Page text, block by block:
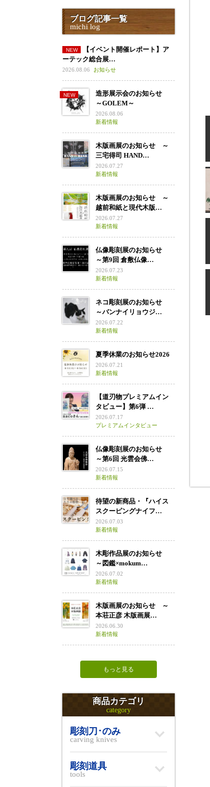
ブログ記事一覧
michi log
【イベント開催レポート】ア
ーテック総合展…
2026.08.06 お知らせ
造形展示会のお知らせ
～GOLEM～
2026.08.06
新着情報
木版画展のお知らせ ～
三宅得司 HAND…
2026.07.27
新着情報
木版画展のお知らせ ～
越前和紙と現代木版…
2026.07.27
新着情報
仏像彫刻展のお知らせ
～第9回 倉敷仏像…
2026.07.23
新着情報
ネコ彫刻展のお知らせ
～バンナイリョウジ…
2026.07.22
新着情報
夏季休業のお知らせ2026
2026.07.21
新着情報
【道刃物プレミアムイン
タビュー】第6弾 …
2026.07.17
プレミアムインタビュー
仏像彫刻展のお知らせ
～第6回 光雲会佛…
2026.07.15
新着情報
待望の新商品・『ハイス
スクーピングナイフ…
2026.07.03
新着情報
木彫作品展のお知らせ
～図鑑×mokum…
2026.07.02
新着情報
木版画展のお知らせ ～
本荘正彦 木版画展…
2026.06.30
新着情報
もっと見る
商品カテゴリ
category
彫刻刀･のみ
carving knives
彫刻道具
tools